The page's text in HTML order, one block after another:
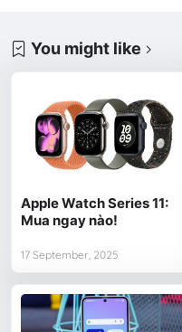
You might like
Apple Watch Series 11:
Mua ngay nào!
17 September, 2025